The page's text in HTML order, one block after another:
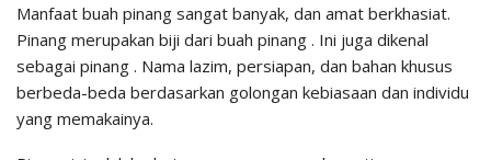
Manfaat buah pinang sangat banyak, dan amat berkhasiat.
Pinang merupakan biji dari buah pinang . Ini juga dikenal
sebagai pinang . Nama lazim, persiapan, dan bahan khusus
berbeda-beda berdasarkan golongan kebiasaan dan individu
yang memakainya.